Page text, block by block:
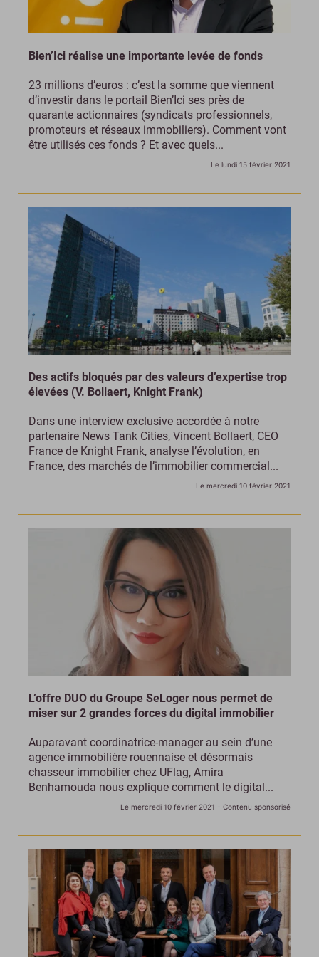
Bien’Ici réalise une importante levée de fonds
23 millions d’euros : c’est la somme que viennent
d’investir dans le portail Bien’Ici ses près de
quarante actionnaires (syndicats professionnels,
promoteurs et réseaux immobiliers). Comment vont
être utilisés ces fonds ? Et avec quels...
Le lundi 15 février 2021
Des actifs bloqués par des valeurs d’expertise trop
élevées (V. Bollaert, Knight Frank)
Dans une interview exclusive accordée à notre
partenaire News Tank Cities, Vincent Bollaert, CEO
France de Knight Frank, analyse l’évolution, en
France, des marchés de l’immobilier commercial...
Le mercredi 10 février 2021
L’offre DUO du Groupe SeLoger nous permet de
miser sur 2 grandes forces du digital immobilier
Auparavant coordinatrice-manager au sein d’une
agence immobilière rouennaise et désormais
chasseur immobilier chez UFlag, Amira
Benhamouda nous explique comment le digital...
Le mercredi 10 février 2021 - Contenu sponsorisé